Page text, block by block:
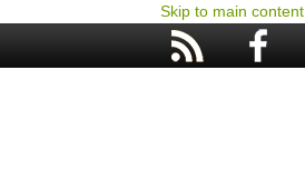
Skip to main content